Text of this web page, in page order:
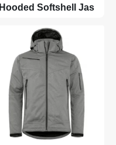
Hooded Softshell Jas